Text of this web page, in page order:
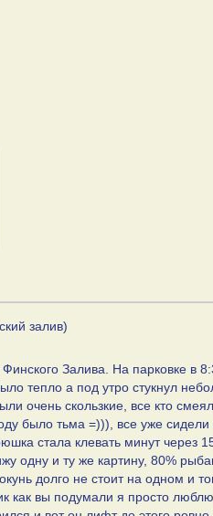
залив)
Залива. На парковке в
тепло а под утро стукнул
очень скользкие, все кто
было тьма =))), все уже
стала клевать минут через
одну и ту же картину, 80%
долго не стоит на одном и
как вы подумали я просто